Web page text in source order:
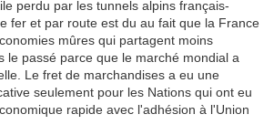
perdu par les tunnels alpins français-
fer et par route est du au fait que la France
mûres qui partagent moins
le passé parce que le marché mondial a
Le fret de marchandises a eu une
seulement pour les Nations qui ont eu
rapide avec l'adhésion à l'Union